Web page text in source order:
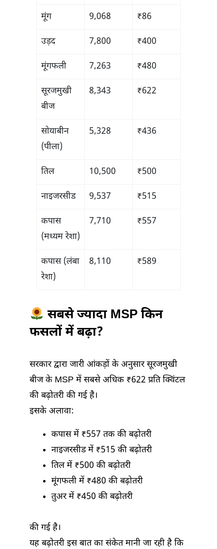
मूंग 9,068 ₹86
उड़द 7,800 ₹400
मूंगफली 7,263 ₹480
सूरजमुखी
बीज
8,343 ₹622
सोयाबीन
(पीला)
5,328 ₹436
तिल 10,500 ₹500
नाइजरसीड 9,537 ₹515
कपास
(मध्यम रेशा)
7,710 ₹557
कपास (लंबा
रेशा)
8,110 ₹589
सबसे ज्यादा MSP किन
फसलों में बढ़ा?
सरकार द्वारा जारी आंकड़ों के अनुसार सूरजमुखी
बीज के MSP में सबसे अधिक ₹622 प्रति क्विंटल
की बढ़ोतरी की गई है।
इसके अलावा:
कपास में ₹557 तक की बढ़ोतरी
नाइजरसीड में ₹515 की बढ़ोतरी
तिल में ₹500 की बढ़ोतरी
मूंगफली में ₹480 की बढ़ोतरी
तुअर में ₹450 की बढ़ोतरी
की गई है।
यह बढ़ोतरी इस बात का संकेत मानी जा रही है कि